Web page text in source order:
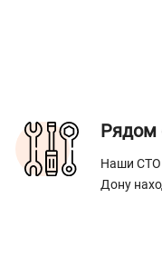
Рядом
Наши СТО
Дону